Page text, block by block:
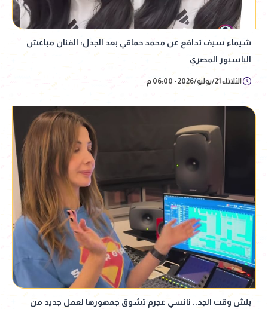
شيماء سيف تدافع عن محمد حماقي بعد الجدل: الفنان مباعش
الباسبور المصري
الثلاثاء 21/يوليو/2026 - 06:00 م
بلش وقت الجد.. نانسي عجرم تشوق جمهورها لعمل جديد من